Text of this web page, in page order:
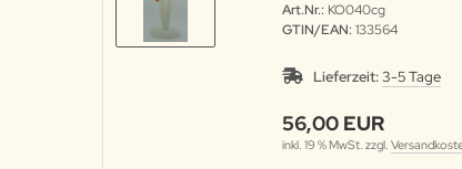
Art.Nr.: KO040cg
GTIN/EAN: 133564
Lieferzeit:3-5 Tage
56,00 EUR
inkl. 19 % MwSt. zzgl.